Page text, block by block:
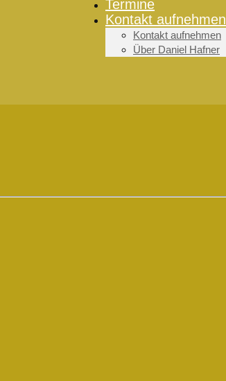
Termine
Kontakt aufnehmen
Kontakt aufnehmen
Über Daniel Hafner